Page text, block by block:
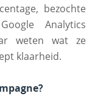
bezochte
Analytics
weten wat ze
klaarheid.